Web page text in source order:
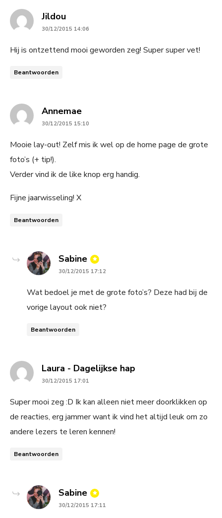
Jildousays:
30/12/2015 14:06
Hij is ontzettend mooi geworden zeg! Super super vet!
Beantwoorden
Annemaesays:
30/12/2015 15:10
Mooie lay-out! Zelf mis ik wel op de home page de grote
foto’s (+ tip!).
Verder vind ik de like knop erg handig.
Fijne jaarwisseling! X
Beantwoorden
Sabine says:
30/12/2015 17:12
Wat bedoel je met de grote foto’s? Deze had bij de
vorige layout ook niet?
Beantwoorden
Laura - Dagelijkse hap
30/12/2015 17:01
Super mooi zeg :D Ik kan alleen niet meer doorklikken op
de reacties, erg jammer want ik vind het altijd leuk om zo
andere lezers te leren kennen!
Beantwoorden
Sabine says:
30/12/2015 17:11